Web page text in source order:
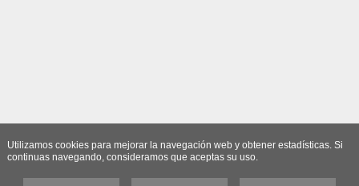
Utilizamos cookies para mejorar la navegación web y obtener estadísticas. Si
continuas navegando, consideramos que aceptas su uso.